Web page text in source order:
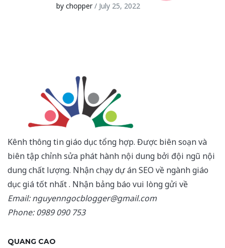
by chopper/ July 25, 2022
Kênh thông tin giáo dục tổng hợp. Được biên soạn và
biên tập chỉnh sửa phát hành nội dung bởi đội ngũ nội
dung chất lượng. Nhận chạy dự án SEO về ngành giáo
dục giá tốt nhất . Nhận bảng báo vui lòng gửi về
Email: nguyenngocblogger@gmail.com
Phone: 0989 090 753
QUANG CAO